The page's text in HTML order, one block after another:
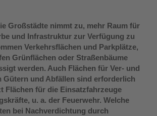
Großstädte nimmt zu, mehr Raum für
und Infrastruktur zur Verfügung zu
Verkehrsflächen und Parkplätze,
Grünflächen oder Straßenbäume
werden. Auch Flächen für Ver- und
Gütern und Abfällen sind erforderlich
Flächen für die Einsatzfahrzeuge
u. a. der Feuerwehr. Welche
bei Nachverdichtung durch